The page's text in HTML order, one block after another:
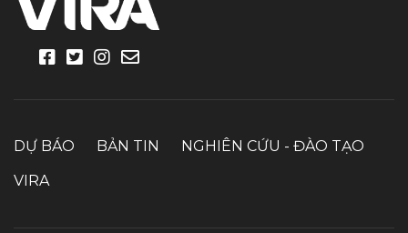
DỰ BÁO BẢN TIN
NGHIÊN CỨU - ĐÀO TẠO
VIRA